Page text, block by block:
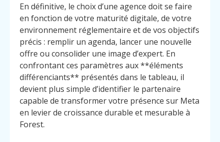
En définitive, le choix d’une agence doit se faire
en fonction de votre maturité digitale, de votre
environnement réglementaire et de vos objectifs
précis : remplir un agenda, lancer une nouvelle
offre ou consolider une image d’expert. En
confrontant ces paramètres aux **éléments
différenciants** présentés dans le tableau, il
devient plus simple d’identifier le partenaire
capable de transformer votre présence sur Meta
en levier de croissance durable et mesurable à
Forest.